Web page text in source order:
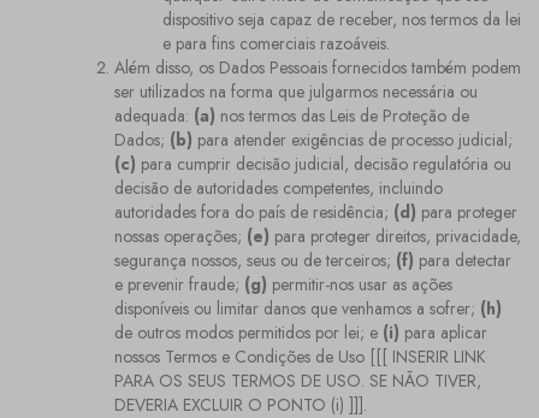
dispositivo seja capaz de receber, nos termos da lei
e para fins comerciais razoáveis.
Além disso, os Dados Pessoais fornecidos também podem
ser utilizados na forma que julgarmos necessária ou
adequada: (a) nos termos das Leis de Proteção de
Dados; (b) para atender exigências de processo judicial;
(c) para cumprir decisão judicial, decisão regulatória ou
decisão de autoridades competentes, incluindo
autoridades fora do país de residência; (d) para proteger
nossas operações; (e) para proteger direitos, privacidade,
segurança nossos, seus ou de terceiros; (f) para detectar
e prevenir fraude; (g) permitir-nos usar as ações
disponíveis ou limitar danos que venhamos a sofrer; (h)
de outros modos permitidos por lei; e (i) para aplicar
nossos Termos e Condições de Uso [[[ INSERIR LINK
PARA OS SEUS TERMOS DE USO. SE NÃO TIVER,
DEVERIA EXCLUIR O PONTO (i) ]]].